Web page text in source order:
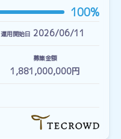
100%
運用開始日 2026/06/11
募集金額
1,881,000,000円